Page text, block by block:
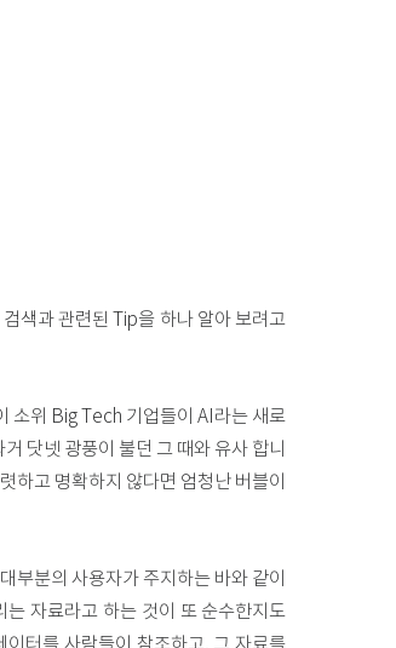
색과 관련된 Tip을 하나 알아 보려고
소위 Big Tech 기업들이 AI라는 새로
닷넷 광풍이 불던 그 때와 유사 합니
하고 명확하지 않다면 엄청난 버블이
부분의 사용자가 주지하는 바와 같이
자료라고 하는 것이 또 순수한지도